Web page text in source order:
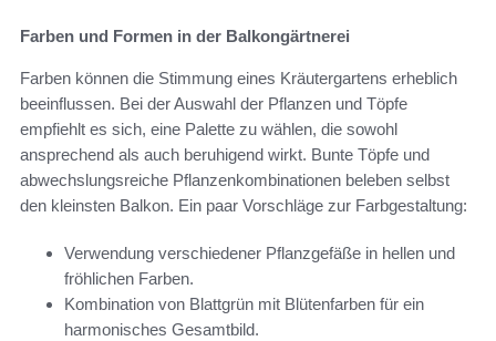
Farben und Formen in der Balkongärtnerei
Farben können die Stimmung eines Kräutergartens erheblich
beeinflussen. Bei der Auswahl der Pflanzen und Töpfe
empfiehlt es sich, eine Palette zu wählen, die sowohl
ansprechend als auch beruhigend wirkt. Bunte Töpfe und
abwechslungsreiche Pflanzenkombinationen beleben selbst
den kleinsten Balkon. Ein paar Vorschläge zur Farbgestaltung:
Verwendung verschiedener Pflanzgefäße in hellen und
fröhlichen Farben.
Kombination von Blattgrün mit Blütenfarben für ein
harmonisches Gesamtbild.